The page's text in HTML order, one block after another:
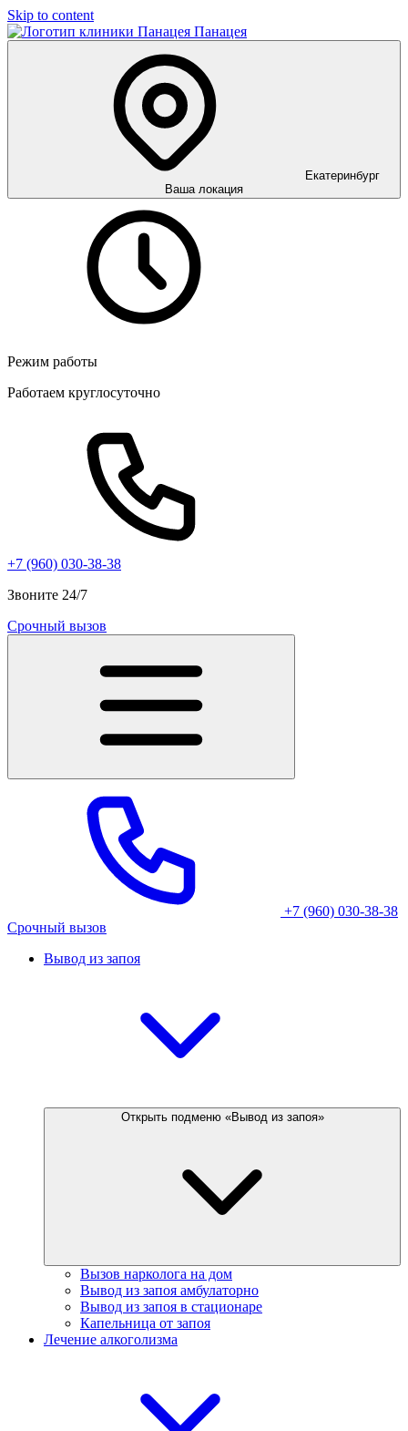
Skip to content
Панацея
Екатеринбург
Ваша локация
Режим работы
Работаем круглосуточно
+7 (960) 030-38-38
Звоните 24/7
Срочный вызов
+7 (960) 030-38-38
Срочный вызов
Вывод из запоя
Открыть подменю «Вывод из запоя»
Вызов нарколога на дом
Вывод из запоя амбулаторно
Вывод из запоя в стационаре
Капельница от запоя
Лечение алкоголизма